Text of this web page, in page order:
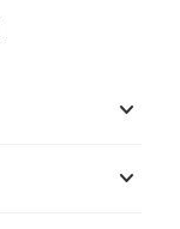
keyboard_arrow_down
keyboard_arrow_down